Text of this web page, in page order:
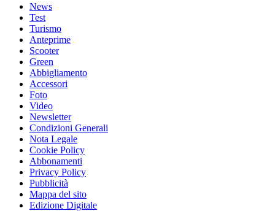
News
Test
Turismo
Anteprime
Scooter
Green
Abbigliamento
Accessori
Foto
Video
Newsletter
Condizioni Generali
Nota Legale
Cookie Policy
Abbonamenti
Privacy Policy
Pubblicità
Mappa del sito
Edizione Digitale